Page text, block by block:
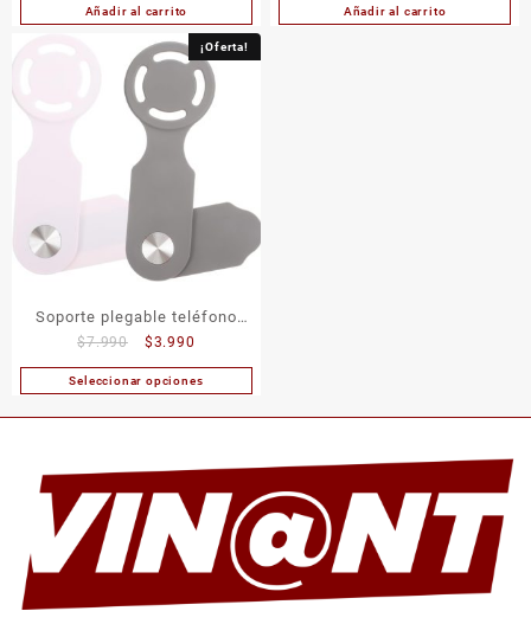
Añadir al carrito
original actual
Añadir al carrito
¡Oferta!
Soporte plegable teléfono
Magsafe para computadora
$7.990
El
precio
original
era:
$3.990
precio
actual
es:
Seleccionar opciones
Este
Las
opciones
se
elegir